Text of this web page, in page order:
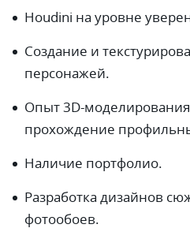
Houdini на уровне
Создание и
персонажей.
Опыт 3D-
прохождение
Наличие портфолио.
Разработка дизайнов
фотообоев.